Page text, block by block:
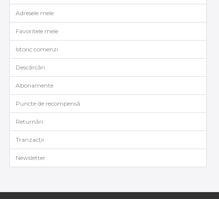
Adresele mele
Favoritele mele
Istoric comenzi
Descărcări
Abonamente
Puncte de recompensă
Returnări
Tranzacții
Newsletter